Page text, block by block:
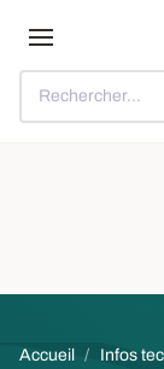
Rechercher...
Fil d'Ariane
Accueil
Infos